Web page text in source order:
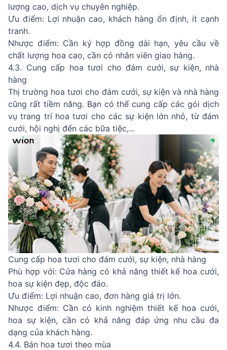
lượng cao, dịch vụ chuyên nghiệp.
Ưu điểm: Lợi nhuận cao, khách hàng ổn định, ít cạnh
tranh.
Nhược điểm: Cần ký hợp đồng dài hạn, yêu cầu về
chất lượng hoa cao, cần có nhân viên giao hàng.
4.3. Cung cấp hoa tươi cho đám cưới, sự kiện, nhà
hàng
Thị trường hoa tươi cho đám cưới, sự kiện và nhà hàng
cũng rất tiềm năng. Bạn có thể cung cấp các gói dịch
vụ trang trí hoa tươi cho các sự kiện lớn nhỏ, từ đám
cưới, hội nghị đến các bữa tiệc,...
Cung cấp hoa tươi cho đám cưới, sự kiện, nhà hàng
Phù hợp với: Cửa hàng có khả năng thiết kế hoa cưới,
hoa sự kiện đẹp, độc đáo.
Ưu điểm: Lợi nhuận cao, đơn hàng giá trị lớn.
Nhược điểm: Cần có kinh nghiệm thiết kế hoa cưới,
hoa sự kiện, cần có khả năng đáp ứng nhu cầu đa
dạng của khách hàng.
4.4. Bán hoa tươi theo mùa